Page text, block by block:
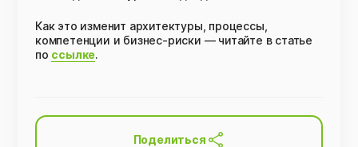
Как это изменит архитектуры, процессы,
компетенции и бизнес-риски — читайте в статье
по ссылке.
Поделиться